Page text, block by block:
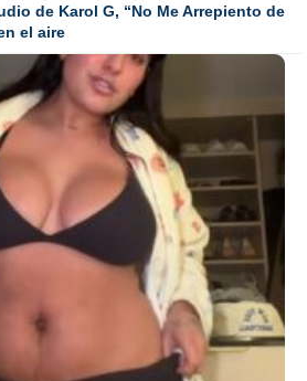
de Karol G, “No Me Arrepiento de
el aire